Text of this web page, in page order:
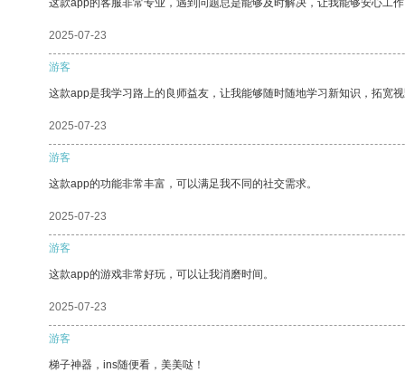
这款app的客服非常专业，遇到问题总是能够及时解决，让我能够安心工
2025-07-23
游客
这款app是我学习路上的良师益友，让我能够随时随地学习新知识，拓宽
2025-07-23
游客
这款app的功能非常丰富，可以满足我不同的社交需求。
2025-07-23
游客
这款app的游戏非常好玩，可以让我消磨时间。
2025-07-23
游客
梯子神器，ins随便看，美美哒！